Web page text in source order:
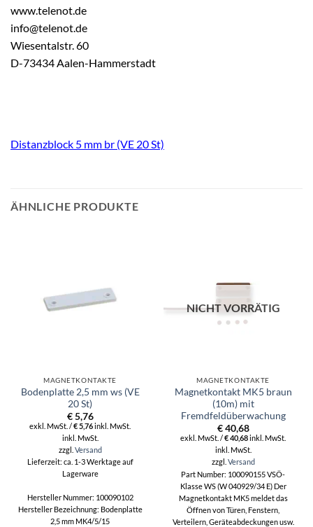
www.telenot.de
info@telenot.de
Wiesentalstr. 60
D-73434 Aalen-Hammerstadt
Distanzblock 5 mm br (VE 20 St)
ÄHNLICHE PRODUKTE
MAGNETKONTAKTE
Bodenplatte 2,5 mm ws (VE
20 St)
€5,76
exkl. MwSt. /€5,76inkl. MwSt.
inkl. MwSt.
zzgl. Versand
Lieferzeit: ca. 1-3 Werktage auf
Lagerware
Hersteller Nummer: 100090102
Hersteller Bezeichnung: Bodenplatte
2,5 mm MK4/5/15
NICHT VORRÄTIG
MAGNETKONTAKTE
Magnetkontakt MK5 braun
(10m) mit
Fremdfeldüberwachung
€40,68
exkl. MwSt. /€40,68inkl. MwSt.
inkl. MwSt.
zzgl. Versand
Part Number: 100090155 VSÖ-
Klasse WS (W 040929/34 E) Der
Magnetkontakt MK5 meldet das
Öffnen von Türen, Fenstern,
Verteilern, Geräteabdeckungen usw.